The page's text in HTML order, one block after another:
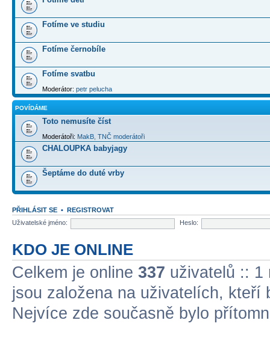
Fotíme ve studiu
Fotíme černobíle
Fotíme svatbu
Moderátor: petr pelucha
POVÍDÁME
Toto nemusíte číst
Moderátoři: MakB TNČ moderátoři
CHALOUPKA babyjagy
Šeptáme do duté vrby
PŘIHLÁSIT SE • REGISTROVAT
Uživatelské jméno:
Heslo:
KDO JE ONLINE
Celkem je online 337 uživatelů :: 1
jsou založena na uživatelích,
Nejvíce zde současně bylo